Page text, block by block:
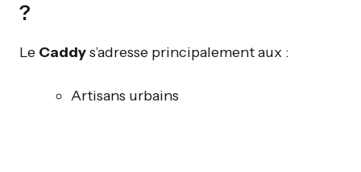
?
Le Caddys’adresse principalement aux :
Artisans urbains